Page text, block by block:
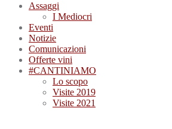
Assaggi
I Mediocri
Eventi
Notizie
Comunicazioni
Offerte vini
#CANTINIAMO
Lo scopo
Visite 2019
Visite 2021